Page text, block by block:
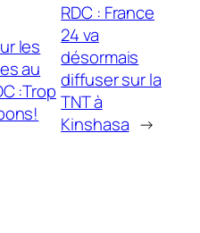
les
au
:Trop
RDC : France
24 va
désormais
diffuser sur la
TNT à
Kinshasa →